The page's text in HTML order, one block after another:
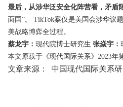
最后，从涉华泛安全化阵营看，矛盾
面国”。 TikTok案仅是美国会涉华议
美战略博弈全过程。
蔡龙宇： 现代院博士研究生 张焱宇：
本文原载于《现代国际关系》2023
文章来源： 中国现代国际关系